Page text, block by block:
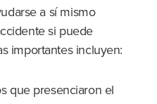
a sí mismo
si puede
importantes incluyen:
que presenciaron el